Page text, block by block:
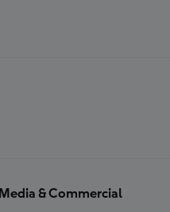
Media & Commercial